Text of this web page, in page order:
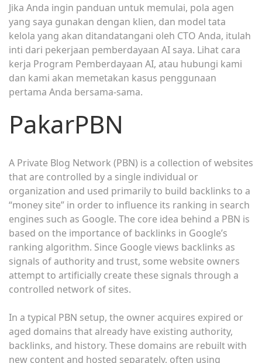
Jika Anda ingin panduan untuk memulai, pola agen
yang saya gunakan dengan klien, dan model tata
kelola yang akan ditandatangani oleh CTO Anda, itulah
inti dari pekerjaan pemberdayaan AI saya. Lihat cara
kerja Program Pemberdayaan AI, atau hubungi kami
dan kami akan memetakan kasus penggunaan
pertama Anda bersama-sama.
PakarPBN
A Private Blog Network (PBN) is a collection of websites
that are controlled by a single individual or
organization and used primarily to build backlinks to a
“money site” in order to influence its ranking in search
engines such as Google. The core idea behind a PBN is
based on the importance of backlinks in Google’s
ranking algorithm. Since Google views backlinks as
signals of authority and trust, some website owners
attempt to artificially create these signals through a
controlled network of sites.
In a typical PBN setup, the owner acquires expired or
aged domains that already have existing authority,
backlinks, and history. These domains are rebuilt with
new content and hosted separately, often using